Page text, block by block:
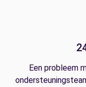
Een probleem